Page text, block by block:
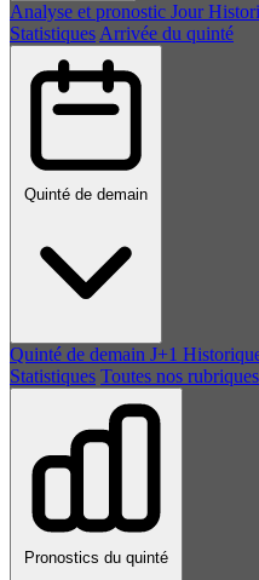
Analyse et pronostic Jour
Statistiques Arrivée du quinté
Quinté de demain
Quinté de demain J+1
Statistiques Toutes nos
Pronostics du quinté